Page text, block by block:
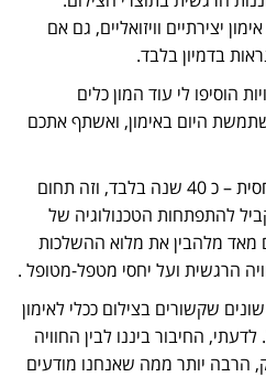
יצירתיים וויזואליים, גם אם
בדמיון בלבד.
הוסיפו לי עוד המון כלים
היום באימון, ואשתף אתכם
הפוטותרפיה היא תחום חדש יחסית – כ 40 שנה בלבד, וזה תחום
להתפתחות הטכנולוגיה של
מאד מלהבין את מלוא ההשלכות
הרגשית ועל יחסי מטפל-מטופל .
שקשורים בצילום ככלי לאימון
החיבור ביננו לבין החוויה
הרבה יותר ממה שאנחנו מודעים